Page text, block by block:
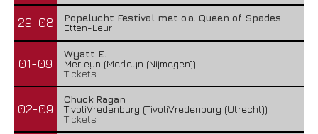
29-08
Popelucht Festival met o.a. Queen of Spades
Etten-Leur
01-09
Wyatt E.
Merleyn (Merleyn (Nijmegen))
Tickets
02-09
Chuck Ragan
TivoliVredenburg (TivoliVredenburg (Utrecht))
Tickets